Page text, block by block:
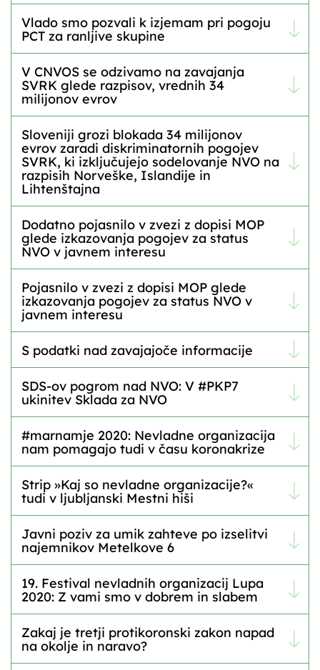
Vlado smo pozvali k izjemam pri pogoju
PCT za ranljive skupine
V CNVOS se odzivamo na zavajanja
SVRK glede razpisov, vrednih 34
milijonov evrov
Sloveniji grozi blokada 34 milijonov
evrov zaradi diskriminatornih pogojev
SVRK, ki izključujejo sodelovanje NVO na
razpisih Norveške, Islandije in
Lihtenštajna
Dodatno pojasnilo v zvezi z dopisi MOP
glede izkazovanja pogojev za status
NVO v javnem interesu
Pojasnilo v zvezi z dopisi MOP glede
izkazovanja pogojev za status NVO v
javnem interesu
S podatki nad zavajajoče informacije
SDS-ov pogrom nad NVO: V #PKP7
ukinitev Sklada za NVO
#marnamje 2020: Nevladne organizacija
nam pomagajo tudi v času koronakrize
Strip »Kaj so nevladne organizacije?«
tudi v ljubljanski Mestni hiši
Javni poziv za umik zahteve po izselitvi
najemnikov Metelkove 6
19. Festival nevladnih organizacij Lupa
2020: Z vami smo v dobrem in slabem
Zakaj je tretji protikoronski zakon napad
na okolje in naravo?